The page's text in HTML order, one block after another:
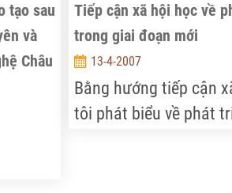
tạo sau
và
Châu
Tiếp cận xã hội học về
trong giai đoạn mới
13-4-2007
Bằng hướng tiếp cận
tôi phát biểu về phát